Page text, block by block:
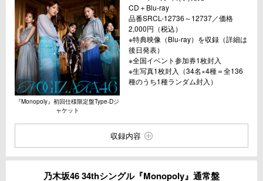
『Monopoly』初回仕様限定盤Type-Dジ
ャケット
CD＋Blu-ray
品番SRCL-12736～12737／価格
2,000円（税込）
※特典映像（Blu-ray）を収録（詳細は
後日発表）
※全国イベント参加券1枚封入
※生写真1枚封入（34名×4種＝全136
種のうち1種ランダム封入）
収録内容
乃木坂46 34thシングル『Monopoly』通常盤